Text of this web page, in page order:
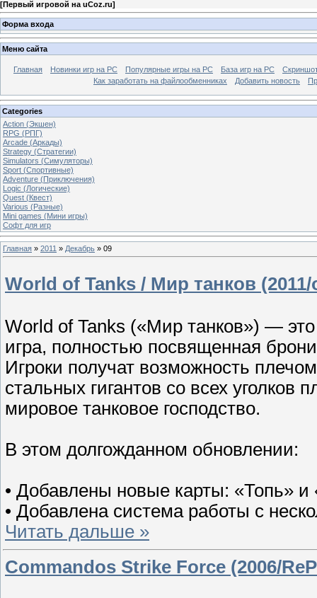
[Первый игровой на uCoz.ru]
Форма входа
Меню сайта
Главная Новинки игр на PC Популярные игры на PC База игр на РС
Как заработать на файлообменниках
Добавить новость
Categories
Action (Экшен)
RPG (РПГ)
Arcade (Аркады)
Strategy (Стратегии)
Simulators (Симуляторы)
Sport (Спортивные)
Adventure (Приключения)
Logic (Логические)
Quest (Квест)
Various (Разные)
Mini games (Мини игры)
Софт для игр
Главная » 2011 » Декабрь » 09
World of Tanks / Мир танков
World of Tanks («Мир танков») —
игра, полностью посвященная
Игроки получат возможность
стальных гигантов со всех уголков
мировое танковое господство.
В этом долгожданном обновлении:
• Добавлены новые карты: «Топь»
• Добавлена система работы с
Читать дальше »
Commandos Strike Force (2006/